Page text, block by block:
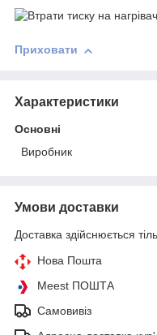
Приховати
Характеристики
Основні
Виробник
Умови доставки
Доставка здійснюється
Нова Пошта
Meest ПОШТА
Самовивіз